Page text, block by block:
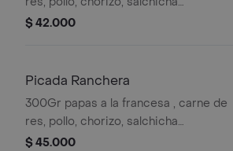
americana bañada en salsa de la casa
$ 42.000
Picada Ranchera
300Gr papas a la francesa , carne de
res, pollo, chorizo, salchicha
americana bañada en bbq , tostacos ,
$ 45.000